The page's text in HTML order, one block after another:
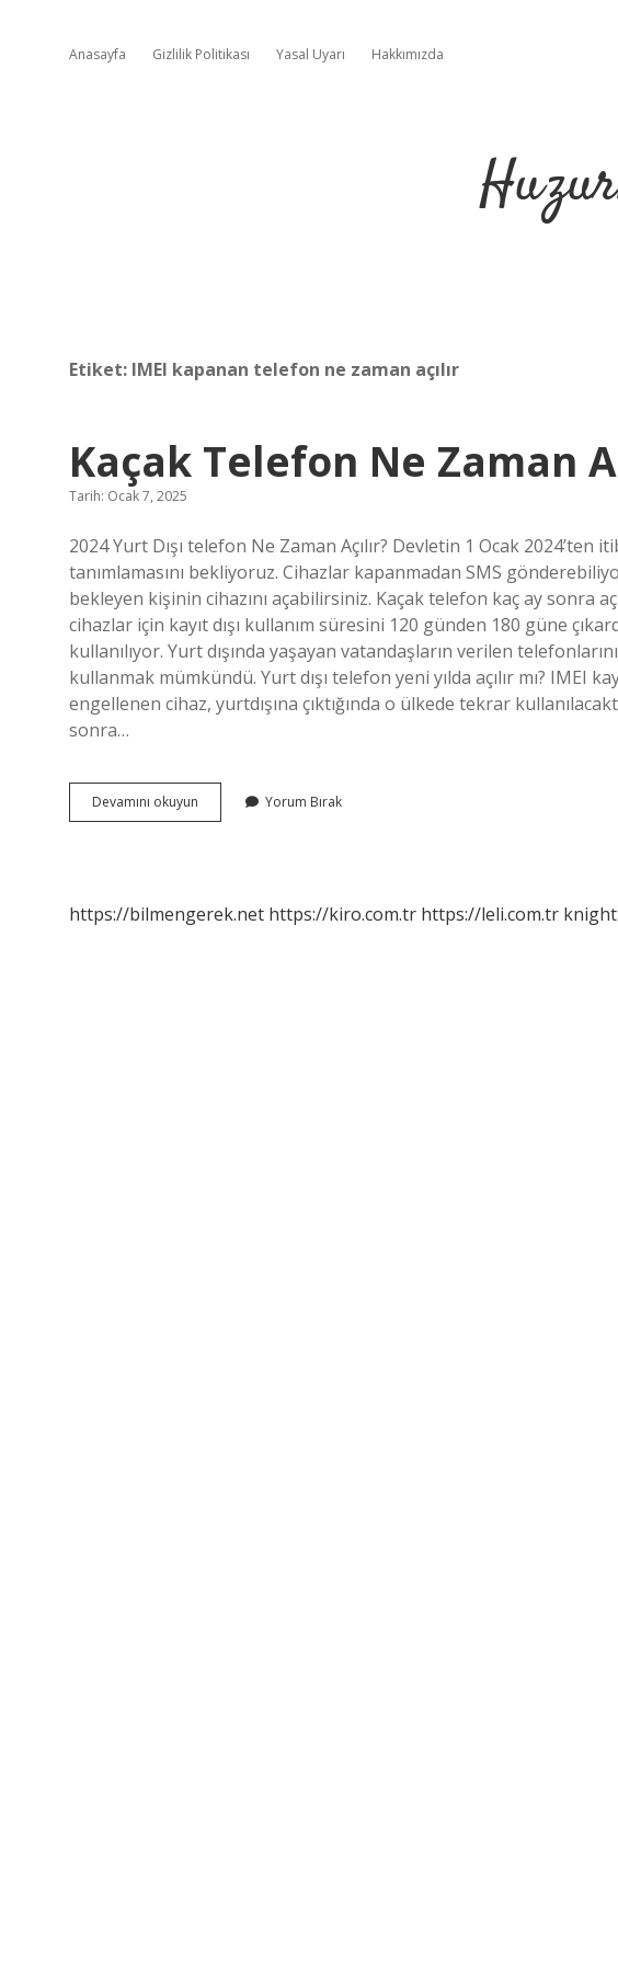
Anasayfa Gizlilik Politikası Yasal Uyarı Hakkımızda
Etiket: IMEI kapanan telefon ne zaman açılır
Kaçak Telefon Ne Zaman
Tarih: Ocak 7, 2025
2024 Yurt Dışı telefon Ne Zaman Açılır? Devletin 1 Ocak 2024’ten
tanımlamasını bekliyoruz. Cihazlar kapanmadan SMS
bekleyen kişinin cihazını açabilirsiniz. Kaçak telefon kaç ay sonra
cihazlar için kayıt dışı kullanım süresini 120 günden 180 güne
kullanılıyor. Yurt dışında yaşayan vatandaşların verilen
kullanmak mümkündü. Yurt dışı telefon yeni yılda açılır mı? IMEI
engellenen cihaz, yurtdışına çıktığında o ülkede tekrar
sonra…
Devamını okuyun
Telefon
Yorum Bırak
https://bilmengerek.net https://kiro.com.tr https://leli.com.tr